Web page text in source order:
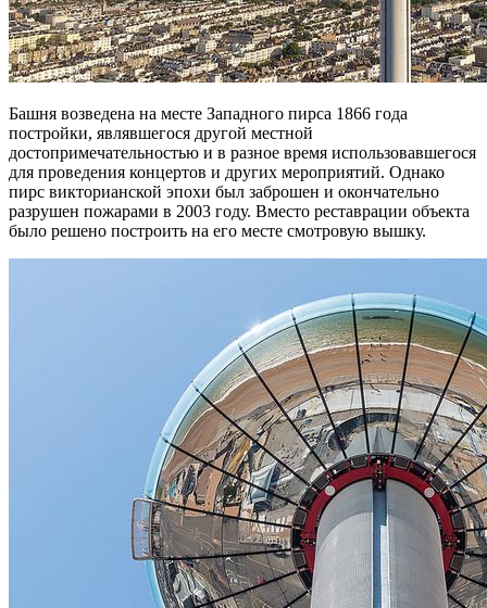
Башня возведена на месте Западного пирса 1866 года
постройки, являвшегося другой местной
достопримечательностью и в разное время использовавшегося
для проведения концертов и других мероприятий. Однако
пирс викторианской эпохи был заброшен и окончательно
разрушен пожарами в 2003 году. Вместо реставрации объекта
было решено построить на его месте смотровую вышку.